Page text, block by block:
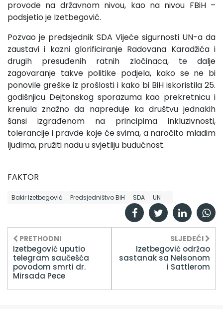
provode na državnom nivou, kao na nivou FBiH –
podsjetio je Izetbegović.
Pozvao je predsjednik SDA Vijeće sigurnosti UN-a da
zaustavi i kazni glorificiranje Radovana Karadžića i
drugih presuđenih ratnih zločinaca, te dalje
zagovaranje takve politike podjela, kako se ne bi
ponovile greške iz prošlosti i kako bi BiH iskoristila 25.
godišnjicu Dejtonskog sporazuma kao prekretnicu i
krenula znažno da napreduje ka društvu jednakih
šansi izgrađenom na principima inkluzivnosti,
tolerancije i pravde koje će svima, a naročito mladim
ljudima, pružiti nadu u svjetliju budućnost.
FAKTOR
Bakir Izetbegović Predsjedništvo BiH SDA UN
PRETHODNI
Izetbegović uputio
telegram saučešća
povodom smrti dr.
Mirsada Pece
SLJEDEĆI
Izetbegović održao
sastanak sa Nelsonom
i Sattlerom